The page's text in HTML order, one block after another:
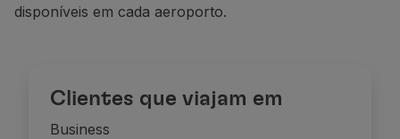
disponíveis em cada aeroporto.
Clientes que viajam em
Business